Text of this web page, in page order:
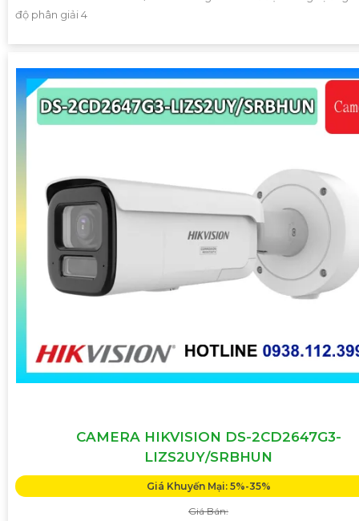
độ phân giải 4
CAMERA HIKVISION DS-2CD2647G3-
LIZS2UY/SRBHUN
Giá Khuyến Mại: 5%-35%
Giá Bán: